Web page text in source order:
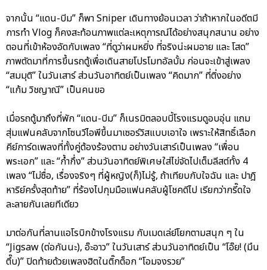
จากนั้น “แดน-บีม” ก็พา Sniper เดินทางย้อนเวลา ว่าถ้าหากในอดีตมี
การทำ Vlog ก็คงสะท้อนภาพแต่ละเหตุการณ์ได้อย่างสนุกสนาน อย่าง
ตอนที่เข้าห้องอัดกับเพลง “ที่ดูว่าผมหยิ่ง ที่จริงน่ะผมอาย และ โสด”
ภาพตัดมาที่การขึ้นรถตู้เพื่อเดินสายโปรโมทอัลบั้ม ก่อนจะเข้าสู่เพลง
“สมมุติ” ในวันเสาร์ ส่วนวันอาทิตย์เป็นเพลง “คิดมาก” ที่ติ่งอย่าง
“แก้ม วิชญาณี” เป็นคนขอ
เมื่อรถตู้มาถึงที่พัก “แดน-บีม” ก็เนรมิตลอบบี้โรงแรมดูอบอุ่น แถม
สุ่มแฟนคลับจากโซนวีไอพีขึ้นมาเซอร์วิสแบบเอาใจ เพราะให้สิทธิ์เลือก
คีย์การ์ดเพลงที่ทั้งคู่ต้องร้องตาม อย่างวันเสาร์เป็นเพลง “เพื่อน
พระเอก” และ “ก้ำกึ่ง” ส่วนวันอาทิตย์พิเศษใส่ไข่จัดไปเต็มลีสต์ทั้ง 4
เพลง “ไม่ซื่อ, เรื่องจริงๆ ที่ผู้หญิง(ก็)ไม่รู้, ถ้าเทียบกับใจฉัน และ ปาฎิ
หาริย์ครั้งสุดท้าย” ที่ร้องไปกุมมือแฟนคลับผู้โชคดีไป เรียกว่ากรี๊ดใจ
ละลายกันเลยทีเดียว
มาต่อกันที่ลานแอโรบิกข้างโรงแรม กับเมดเล่ย์โยกตามสนุก ๆ ใน
“Jigsaw (ต่อกันนะ), อ๊ะอาว” ในวันเสาร์ ส่วนวันอาทิตย์เป็น “โอ๊ย! (มึน
ตึ๊บ)” ปิดท้ายด้วยเพลงฮิตในติ๊กต็อก “โอมจงรวย”